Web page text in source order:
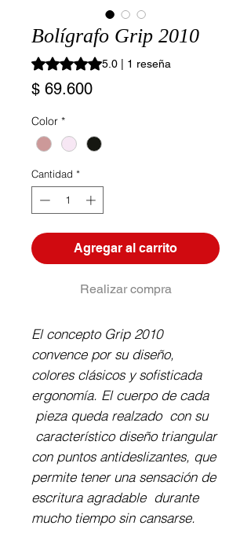
Bolígrafo Grip 2010
Según 1 reseña, la calificación es de
5.0 | 1 reseña
$ 69.600Precio
Color *
Cantidad *
Agregar al carrito
Realizar compra
El concepto Grip 2010
convence por su diseño,
colores clásicos y sofisticada
ergonomía. El cuerpo de cada
pieza queda realzado con su
característico diseño triangular
con puntos antideslizantes, que
permite tener una sensación de
escritura agradable durante
mucho tiempo sin cansarse.